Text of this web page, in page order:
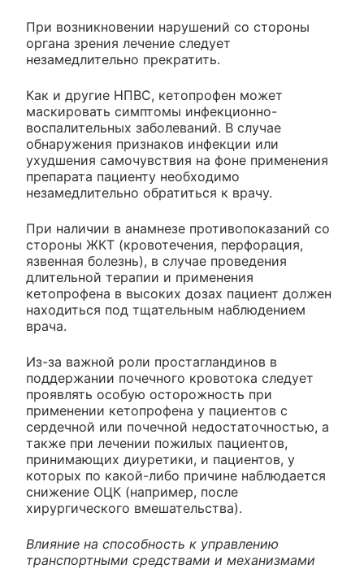
При возникновении нарушений со стороны
органа зрения лечение следует
незамедлительно прекратить.
Как и другие НПВС, кетопрофен может
маскировать симптомы инфекционно-
воспалительных заболеваний. В случае
обнаружения признаков инфекции или
ухудшения самочувствия на фоне применения
препарата пациенту необходимо
незамедлительно обратиться к врачу.
При наличии в анамнезе противопоказаний со
стороны ЖКТ (кровотечения, перфорация,
язвенная болезнь), в случае проведения
длительной терапии и применения
кетопрофена в высоких дозах пациент должен
находиться под тщательным наблюдением
врача.
Из-за важной роли простагландинов в
поддержании почечного кровотока следует
проявлять особую осторожность при
применении кетопрофена у пациентов с
сердечной или почечной недостаточностью, а
также при лечении пожилых пациентов,
принимающих диуретики, и пациентов, у
которых по какой-либо причине наблюдается
снижение ОЦК (например, после
хирургического вмешательства).
Влияние на способность к управлению
транспортными средствами и механизмами